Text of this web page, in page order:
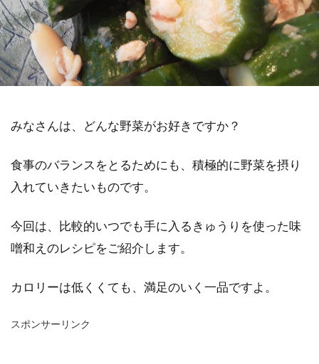
みなさんは、どんな野菜がお好きですか？
食事のバランスをとるためにも、積極的に野菜を摂り
入れていきたいものです。
今回は、比較的いつでも手に入るきゅうりを使った味
噌和えのレシピをご紹介します。
カロリーは低くくても、満足のいく一品ですよ。
スポンサーリンク